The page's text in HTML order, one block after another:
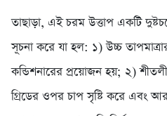
তাছাড়া, এই চরম উত্তাপ একটি
সূচনা করে যা হল: ১) উচ্চ
কন্ডিশনারের প্রয়োজন হয়; ২)
গ্রিডের ওপর চাপ সৃষ্টি করে এবং